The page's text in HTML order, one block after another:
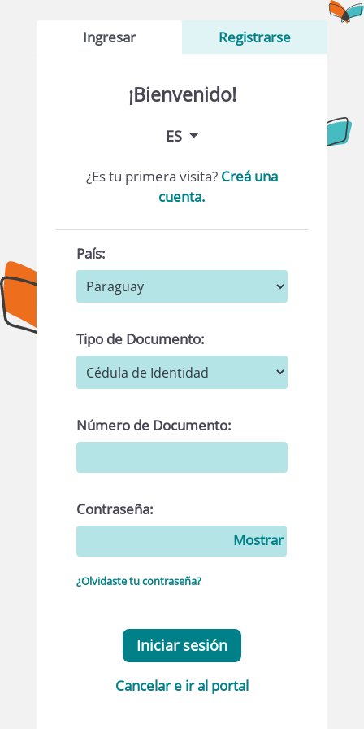
Ingresar Registrarse
¡Bienvenido!
ES
¿Es tu primera visita? Creá una
cuenta.
País:
Tipo de Documento:
Número de Documento:
Contraseña:
Mostrar
¿Olvidaste tu contraseña?
Iniciar sesión
Cancelar e ir al portal